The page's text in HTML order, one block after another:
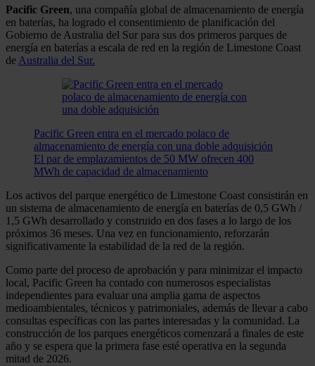
Pacific Green, una compañía global de almacenamiento de energía
en baterías, ha logrado el consentimiento de planificación del
Gobierno de Australia del Sur para sus dos primeros parques de
energía en baterías a escala de red en la región de Limestone Coast
de Australia del Sur.
Pacific Green entra en el mercado polaco de
almacenamiento de energía con una doble adquisición
El par de emplazamientos de 50 MW ofrecen 400
MWh de capacidad de almacenamiento
Los activos del parque energético de Limestone Coast consistirán en
un sistema de almacenamiento de energía en baterías de 0,5 GWh /
1,5 GWh desarrollado y construido en dos fases a lo largo de los
próximos 36 meses. Una vez en funcionamiento, reforzarán
significativamente la estabilidad de la red de la región.
Como parte del proceso de aprobación y para minimizar el impacto
local, Pacific Green ha contado con numerosos especialistas
independientes para evaluar una amplia gama de aspectos
medioambientales, técnicos y patrimoniales, además de llevar a cabo
consultas específicas con las partes interesadas y la comunidad. La
construcción de los parques energéticos comenzará a finales de este
año y se espera que la primera fase esté operativa en la segunda
mitad de 2026.